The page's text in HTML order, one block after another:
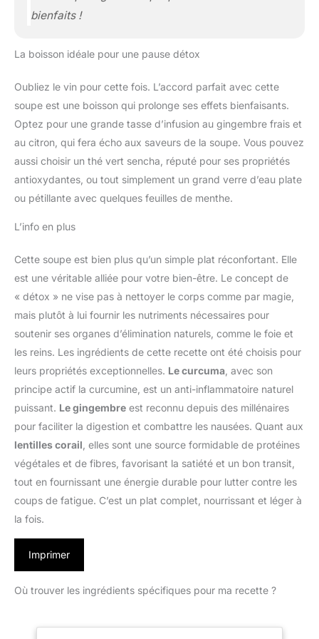
bienfaits !
La boisson idéale pour une pause détox
Oubliez le vin pour cette fois. L’accord parfait avec cette
soupe est une boisson qui prolonge ses effets bienfaisants.
Optez pour une grande tasse d’infusion au gingembre frais et
au citron, qui fera écho aux saveurs de la soupe. Vous pouvez
aussi choisir un thé vert sencha, réputé pour ses propriétés
antioxydantes, ou tout simplement un grand verre d’eau plate
ou pétillante avec quelques feuilles de menthe.
L’info en plus
Cette soupe est bien plus qu’un simple plat réconfortant. Elle
est une véritable alliée pour votre bien-être. Le concept de
« détox » ne vise pas à nettoyer le corps comme par magie,
mais plutôt à lui fournir les nutriments nécessaires pour
soutenir ses organes d’élimination naturels, comme le foie et
les reins. Les ingrédients de cette recette ont été choisis pour
leurs propriétés exceptionnelles. Le curcuma , avec son
principe actif la curcumine, est un anti-inflammatoire naturel
puissant. Le gingembre est reconnu depuis des millénaires
pour faciliter la digestion et combattre les nausées. Quant aux
lentilles corail , elles sont une source formidable de protéines
végétales et de fibres, favorisant la satiété et un bon transit,
tout en fournissant une énergie durable pour lutter contre les
coups de fatigue. C’est un plat complet, nourrissant et léger à
la fois.
Imprimer
Où trouver les ingrédients spécifiques pour ma recette ?